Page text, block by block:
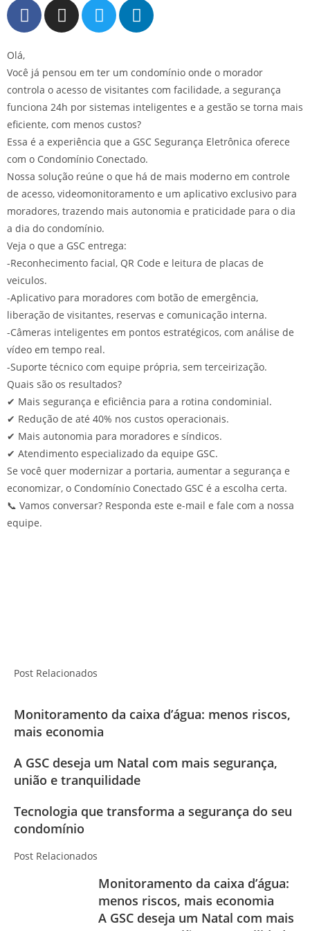
Olá,
Você já pensou em ter um condomínio onde o morador
controla o acesso de visitantes com facilidade, a segurança
funciona 24h por sistemas inteligentes e a gestão se torna mais
eficiente, com menos custos?
Essa é a experiência que a GSC Segurança Eletrônica oferece
com o Condomínio Conectado.
Nossa solução reúne o que há de mais moderno em controle
de acesso, videomonitoramento e um aplicativo exclusivo para
moradores, trazendo mais autonomia e praticidade para o dia
a dia do condomínio.
Veja o que a GSC entrega:
-Reconhecimento facial, QR Code e leitura de placas de
veiculos.
-Aplicativo para moradores com botão de emergência,
liberação de visitantes, reservas e comunicação interna.
-Câmeras inteligentes em pontos estratégicos, com análise de
vídeo em tempo real.
-Suporte técnico com equipe própria, sem terceirização.
Quais são os resultados?
✔ Mais segurança e eficiência para a rotina condominial.
✔ Redução de até 40% nos custos operacionais.
✔ Mais autonomia para moradores e síndicos.
✔ Atendimento especializado da equipe GSC.
Se você quer modernizar a portaria, aumentar a segurança e
economizar, o Condomínio Conectado GSC é a escolha certa.
📞 Vamos conversar? Responda este e-mail e fale com a nossa
equipe.
Post Relacionados
Monitoramento da caixa d’água: menos riscos,
mais economia
A GSC deseja um Natal com mais segurança,
união e tranquilidade
Tecnologia que transforma a segurança do seu
condomínio
Post Relacionados
Monitoramento da caixa d’água:
menos riscos, mais economia
A GSC deseja um Natal com mais